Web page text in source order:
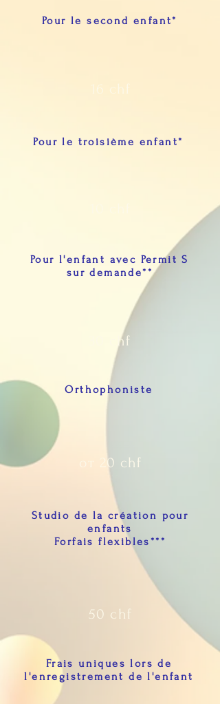
Pour le second enfant*
16 chf
Pour le troisième enfant*
Pour l'enfant avec Permit S
sur demande**
30 chf
Orthophoniste
от 20 chf
Studio de la création pour
enfants
Forfais flexibles***
50 chf
Frais uniques lors de
l'enregistrement de l'enfant